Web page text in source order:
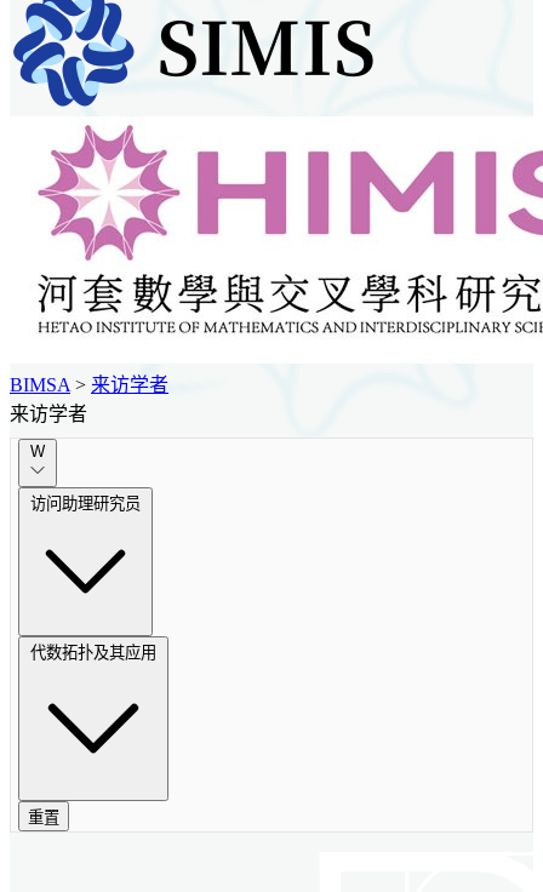
BIMSA > 来访学者
来访学者
W
访问助理研究员
代数拓扑及其应用
重置